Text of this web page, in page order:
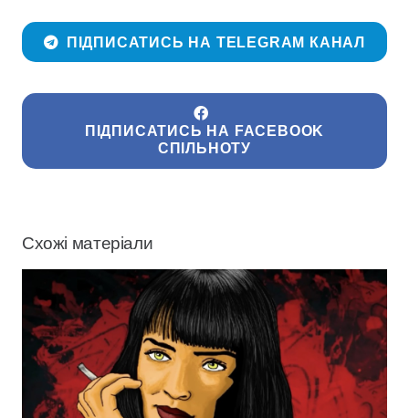
ПІДПИСАТИСЬ НА TELEGRAM КАНАЛ
ПІДПИСАТИСЬ НА FACEBOOK
СПІЛЬНОТУ
Схожі матеріали